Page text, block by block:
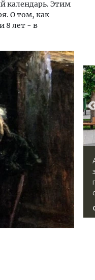
календарь. Этим
О том, как
8 лет - в
код начинается с
крупноформатными
новым
благоустройства